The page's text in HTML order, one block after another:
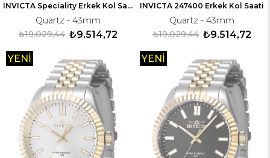
INVICTA Speciality Erkek Kol Saati 247401
Quartz - 43mm
₺9.514,72
₺19.029,44
INVICTA 247400 Erkek Kol Saati
Quartz - 43mm
₺9.514,72
₺19.029,44
YENI
YENI